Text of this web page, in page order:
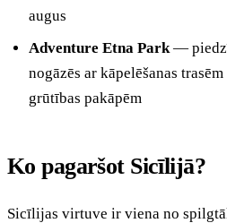
augus
Adventure Etna Park —
nogāzēs ar kāpelēšanas
grūtības pakāpēm
Ko pagaršot Sicīlijā?
Sicīlijas virtuve ir viena no